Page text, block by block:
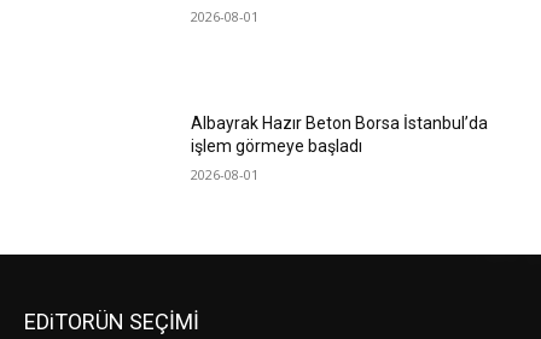
2026-08-01
Albayrak Hazır Beton Borsa İstanbul’da
işlem görmeye başladı
2026-08-01
EDiTORÜN SEÇİMİ